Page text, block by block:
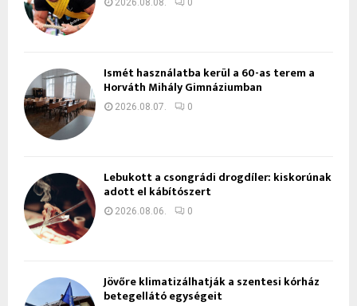
Ismét használatba kerül a 60-as terem a
Horváth Mihály Gimnáziumban
2026.08.07. 0
Lebukott a csongrádi drogdíler: kiskorúnak
adott el kábítószert
2026.08.06. 0
Jövőre klimatizálhatják a szentesi kórház
betegellátó egységeit